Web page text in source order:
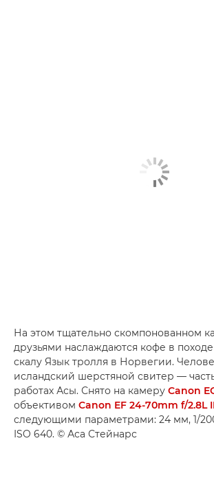
На этом тщательно скомпонованном
друзьями наслаждаются кофе в
скалу Язык тролля в Норвегии.
исландский шерстяной свитер —
работах Асы. Снято на камеру Canon
объективом Canon EF 24-70mm f/2.8L
следующими параметрами: 24 мм, 1/
ISO 640. © Аса Стейнарс